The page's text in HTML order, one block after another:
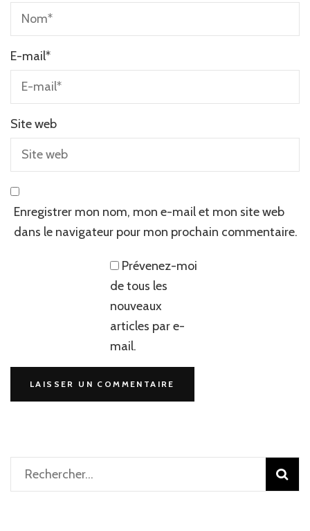
E-mail*
Site web
Enregistrer mon nom, mon e-mail et mon site web
dans le navigateur pour mon prochain commentaire.
Prévenez-moi
de tous les
nouveaux
articles par e-
mail.
Rechercher :